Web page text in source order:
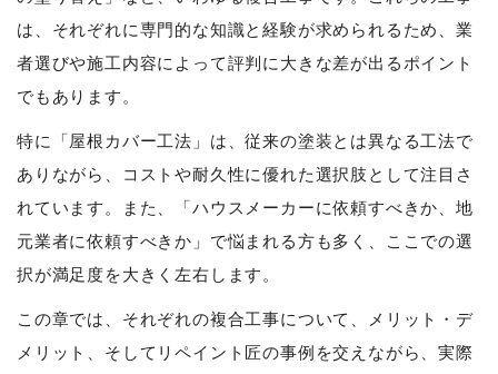
は、それぞれに専門的な知識と経験が求められるため、業
者選びや施工内容によって評判に大きな差が出るポイント
でもあります。
特に「屋根カバー工法」は、従来の塗装とは異なる工法で
ありながら、コストや耐久性に優れた選択肢として注目さ
れています。また、「ハウスメーカーに依頼すべきか、地
元業者に依頼すべきか」で悩まれる方も多く、ここでの選
択が満足度を大きく左右します。
この章では、それぞれの複合工事について、メリット・デ
メリット、そしてリペイント匠の事例を交えながら、実際